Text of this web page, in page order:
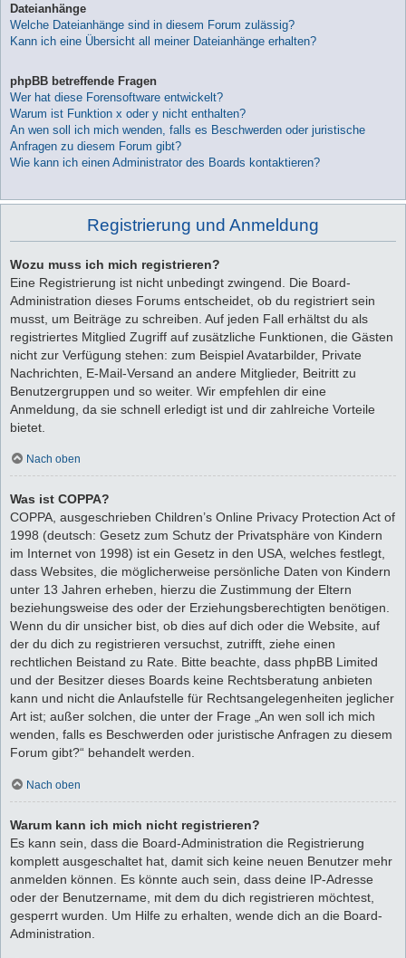
Dateianhänge
Welche Dateianhänge sind in diesem Forum zulässig?
Kann ich eine Übersicht all meiner Dateianhänge erhalten?
phpBB betreffende Fragen
Wer hat diese Forensoftware entwickelt?
Warum ist Funktion x oder y nicht enthalten?
An wen soll ich mich wenden, falls es Beschwerden oder juristische
Anfragen zu diesem Forum gibt?
Wie kann ich einen Administrator des Boards kontaktieren?
Registrierung und Anmeldung
Wozu muss ich mich registrieren?
Eine Registrierung ist nicht unbedingt zwingend. Die Board-
Administration dieses Forums entscheidet, ob du registriert sein
musst, um Beiträge zu schreiben. Auf jeden Fall erhältst du als
registriertes Mitglied Zugriff auf zusätzliche Funktionen, die Gästen
nicht zur Verfügung stehen: zum Beispiel Avatarbilder, Private
Nachrichten, E-Mail-Versand an andere Mitglieder, Beitritt zu
Benutzergruppen und so weiter. Wir empfehlen dir eine
Anmeldung, da sie schnell erledigt ist und dir zahlreiche Vorteile
bietet.
Nach oben
Was ist COPPA?
COPPA, ausgeschrieben Children’s Online Privacy Protection Act of
1998 (deutsch: Gesetz zum Schutz der Privatsphäre von Kindern
im Internet von 1998) ist ein Gesetz in den USA, welches festlegt,
dass Websites, die möglicherweise persönliche Daten von Kindern
unter 13 Jahren erheben, hierzu die Zustimmung der Eltern
beziehungsweise des oder der Erziehungsberechtigten benötigen.
Wenn du dir unsicher bist, ob dies auf dich oder die Website, auf
der du dich zu registrieren versuchst, zutrifft, ziehe einen
rechtlichen Beistand zu Rate. Bitte beachte, dass phpBB Limited
und der Besitzer dieses Boards keine Rechtsberatung anbieten
kann und nicht die Anlaufstelle für Rechtsangelegenheiten jeglicher
Art ist; außer solchen, die unter der Frage „An wen soll ich mich
wenden, falls es Beschwerden oder juristische Anfragen zu diesem
Forum gibt?“ behandelt werden.
Nach oben
Warum kann ich mich nicht registrieren?
Es kann sein, dass die Board-Administration die Registrierung
komplett ausgeschaltet hat, damit sich keine neuen Benutzer mehr
anmelden können. Es könnte auch sein, dass deine IP-Adresse
oder der Benutzername, mit dem du dich registrieren möchtest,
gesperrt wurden. Um Hilfe zu erhalten, wende dich an die Board-
Administration.